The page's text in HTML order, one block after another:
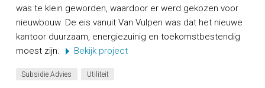
was te klein geworden, waardoor er werd gekozen voor
nieuwbouw. De eis vanuit Van Vulpen was dat het nieuwe
kantoor duurzaam, energiezuinig en toekomstbestendig
moest zijn.
Bekijk project
Subsidie Advies Utiliteit